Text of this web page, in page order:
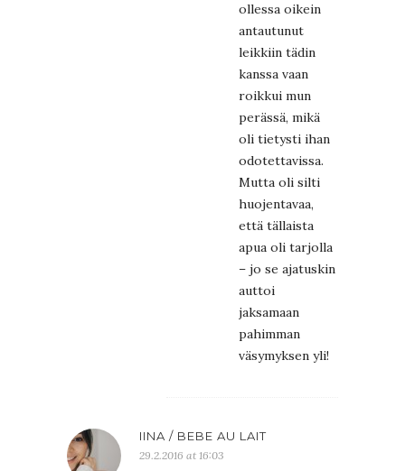
ollessa oikein
antautunut
leikkiin tädin
kanssa vaan
roikkui mun
perässä, mikä
oli tietysti ihan
odotettavissa.
Mutta oli silti
huojentavaa,
että tällaista
apua oli tarjolla
– jo se ajatuskin
auttoi
jaksamaan
pahimman
väsymyksen yli!
IINA / BEBE AU LAIT
29.2.2016 at 16:03